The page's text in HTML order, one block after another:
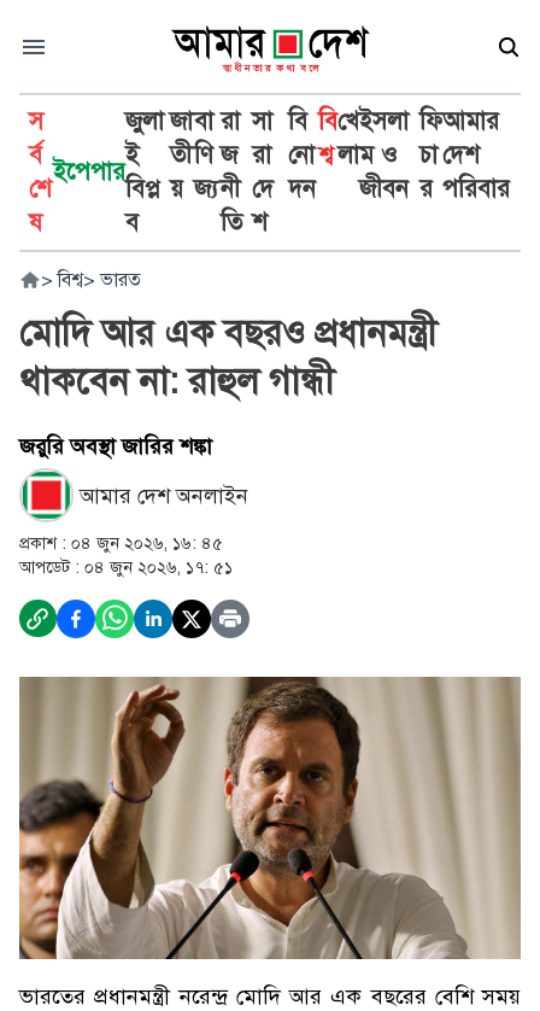
স
র্ব
শে
ষ
ইপেপার
জুলা
ই
বিপ্ল
ব
জা
তী
য়
বা
ণি
জ্য
রা
জ
নী
তি
সা
রা
দে
শ
বি
নো
দন
বি
শ্ব
খে
লা
ইসলা
ম ও
জীবন
ফি
চা
র
আমার
দেশ
পরিবার
> বিশ্ব> ভারত
মোদি আর এক বছরও প্রধানমন্ত্রী
থাকবেন না: রাহুল গান্ধী
জরুরি অবস্থা জারির শঙ্কা
আমার দেশ অনলাইন
প্রকাশ : ০৪ জুন ২০২৬, ১৬: ৪৫
আপডেট : ০৪ জুন ২০২৬, ১৭: ৫১
ভারতের প্রধানমন্ত্রী নরেন্দ্র মোদি আর এক বছরের বেশি সময়